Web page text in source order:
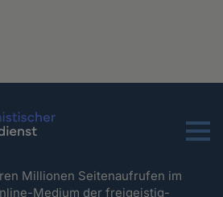
Menu
Millionen Seitenaufrufen im
Medium der freigeistig-